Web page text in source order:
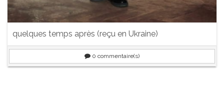
quelques temps après (reçu en Ukraine)
0 commentaire(s)